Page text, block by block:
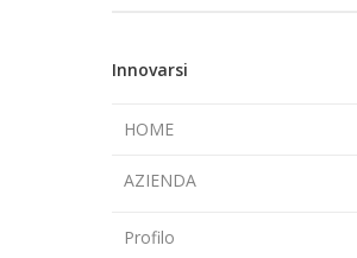
Innovarsi
HOME
AZIENDA
Profilo